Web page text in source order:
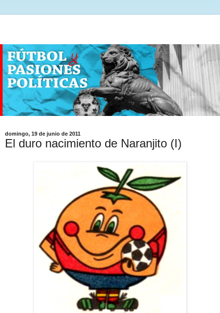
domingo, 19 de junio de 2011
El duro nacimiento de Naranjito (I)